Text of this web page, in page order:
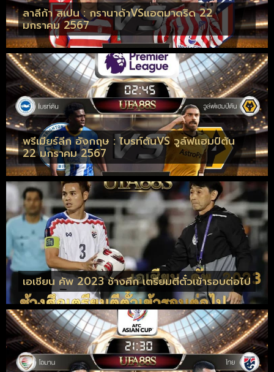
ลาลีก้า สเปน : กรานาด้าVSแอตมาดริด 22
มกราคม 2567
พรีเมียร์ลีก อังกฤษ : ไบรท์ตันVS วูล์ฟแฮมป์ตัน
22 มกราคม 2567
เอเชียน คัพ 2023 ช้างศึก เตรียมตีตั๋วเข้ารอบต่อไป